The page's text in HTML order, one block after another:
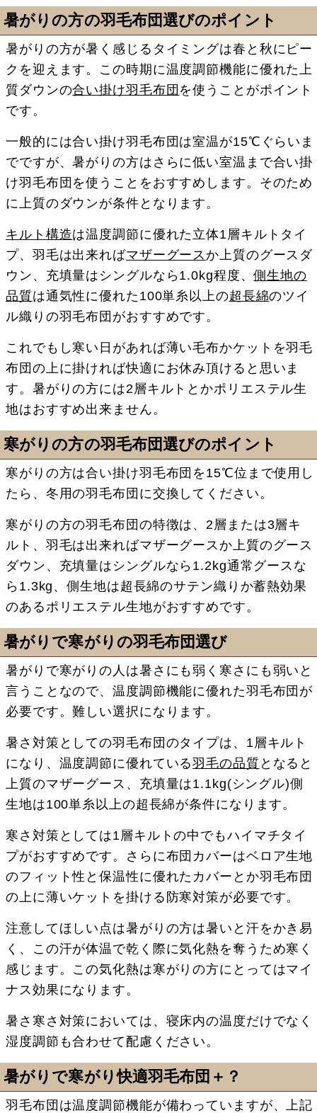
暑がりの方の羽毛布団選びのポイント
暑がりの方が暑く感じるタイミングは春と秋にピー
クを迎えます。この時期に温度調節機能に優れた上
質ダウンの合い掛け羽毛布団 を使うことがポイント
です。
一般的には合い掛け羽毛布団は室温が15℃ぐらいま
でですが、暑がりの方はさらに低い室温まで合い掛
け羽毛布団を使うことをおすすめします。そのため
に上質のダウンが条件となります。
キルト構造は温度調節に優れた立体1層キルトタイ
プ、羽毛は出来ればマザーグースか上質のグースダ
ウン、充填量はシングルなら1.0kg程度、側生地の
品質は通気性に優れた100単糸以上の超長綿のツイ
ル織りの羽毛布団がおすすめです。
これでもし寒い日があれば薄い毛布かケットを羽毛
布団の上に掛ければ快適にお休み頂けると思いま
す。暑がりの方には2層キルトとかポリエステル生
地はおすすめ出来ません。
寒がりの方の羽毛布団選びのポイント
寒がりの方は合い掛け羽毛布団を15℃位まで使用し
たら、冬用の羽毛布団に交換してください。
寒がりの方の羽毛布団の特徴は、2層または3層キ
ルト、羽毛は出来ればマザーグースか上質のグース
ダウン、充填量はシングルなら1.2kg通常グースな
ら1.3kg、側生地は超長綿のサテン織りか蓄熱効果
のあるポリエステル生地がおすすめです。
暑がりで寒がりの羽毛布団選び
暑がりで寒がりの人は暑さにも弱く寒さにも弱いと
言うことなので、温度調節機能に優れた羽毛布団が
必要です。難しい選択になります。
暑さ対策としての羽毛布団のタイプは、1層キルト
になり、温度調節に優れている羽毛の品質 となると
上質のマザーグース、充填量は1.1kg(シングル)側
生地は100単糸以上の超長綿が条件になります。
寒さ対策としては1層キルトの中でもハイマチタイ
プがおすすめです。さらに布団カバーはベロア生地
のフィット性と保温性に優れたカバーとか羽毛布団
の上に薄いケットを掛ける防寒対策が必要です。
注意してほしい点は暑がりの方は暑いと汗をかき易
く、この汗が体温で乾く際に気化熱を奪うため寒く
感じます。この気化熱は寒がりの方にとってはマイ
ナス効果になります。
暑さ寒さ対策においては、寝床内の温度だけでなく
湿度調節も合わせて配慮ください。
暑がりで寒がり快適羽毛布団＋？
羽毛布団は温度調節機能が備わっていますが、上記